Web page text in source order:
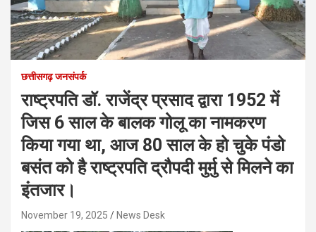
छत्तीसगढ़ जनसंपर्क
राष्ट्रपति डॉ. राजेंद्र प्रसाद द्वारा 1952 में
जिस 6 साल के बालक गोलू का नामकरण
किया गया था, आज 80 साल के हो चुके पंडो
बसंत को है राष्ट्रपति द्रौपदी मुर्मु से मिलने का
इंतजार।
November 19, 2025 News Desk